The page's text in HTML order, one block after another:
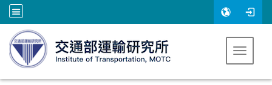
跳到主要內容
Toggle